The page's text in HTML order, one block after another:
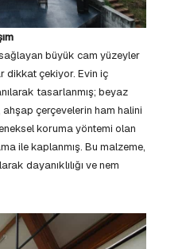
büyük cam yüzeyler
dikkat çekiyor. Evin iç
tasarlanmış; beyaz
çerçevelerin ham halini
koruma yöntemi olan
ile kaplanmış. Bu malzeme,
dayanıklılığı ve nem